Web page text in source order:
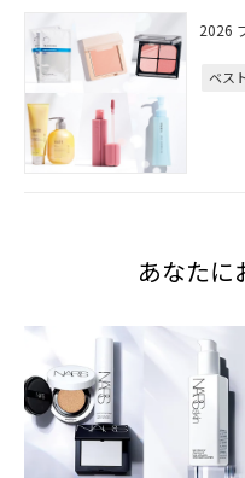
2026
ベス
あなたに